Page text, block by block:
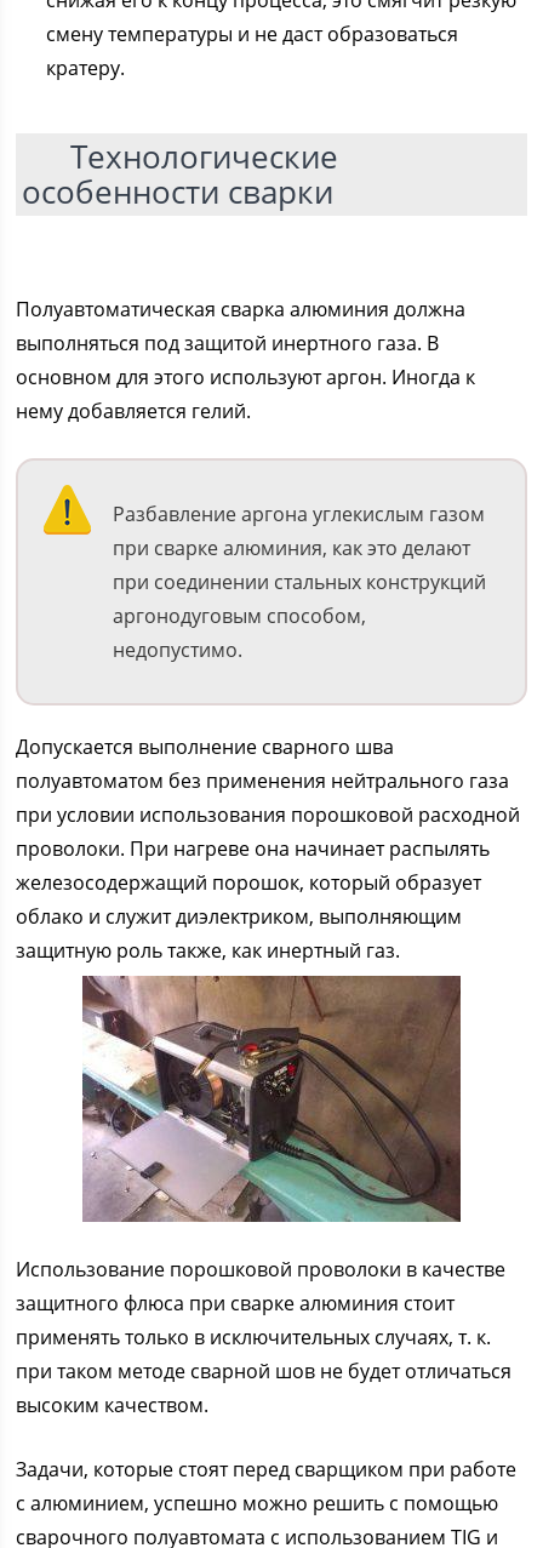
смену температуры и не даст образоваться
кратеру.
Технологические
особенности сварки
Полуавтоматическая сварка алюминия должна
выполняться под защитой инертного газа. В
основном для этого используют аргон. Иногда к
нему добавляется гелий.
Разбавление аргона углекислым газом
при сварке алюминия, как это делают
при соединении стальных конструкций
аргонодуговым способом,
недопустимо.
Допускается выполнение сварного шва
полуавтоматом без применения нейтрального газа
при условии использования порошковой расходной
проволоки. При нагреве она начинает распылять
железосодержащий порошок, который образует
облако и служит диэлектриком, выполняющим
защитную роль также, как инертный газ.
Использование порошковой проволоки в качестве
защитного флюса при сварке алюминия стоит
применять только в исключительных случаях, т. к.
при таком методе сварной шов не будет отличаться
высоким качеством.
Задачи, которые стоят перед сварщиком при работе
с алюминием, успешно можно решить с помощью
сварочного полуавтомата с использованием TIG и